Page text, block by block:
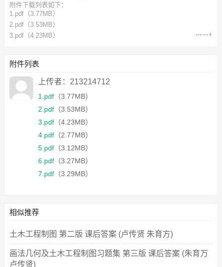
附件下载列表如下：
1.pdf （3.77MB）
2.pdf （3.53MB）
3.pdf （4.23MB）
6.pdf （3.27MB）
7.pdf （3.29MB）
附件列表
上传者：213214712
1.pdf （3.77MB）
2.pdf （3.53MB）
3.pdf （4.23MB）
4.pdf （2.77MB）
5.pdf （3.12MB）
6.pdf （3.27MB）
7.pdf （3.29MB）
相似推荐
土木工程制图 第二版 课后答案 (卢传贤 朱育方)
画法几何及土木工程制图习题集 第三版 课后答案 (朱育万
卢传贤)